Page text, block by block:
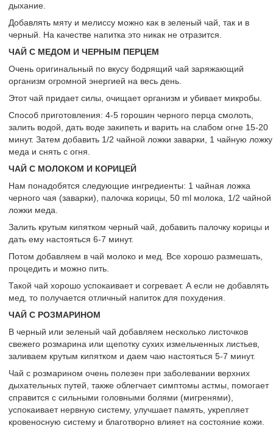
дыхание.
Добавлять мяту и мелиссу можно как в зеленый чай, так и в
черный. На качестве напитка это никак не отразится.
ЧАЙ С МЕДОМ И ЧЕРНЫМ ПЕРЦЕМ
Очень оригинальный по вкусу бодрящий чай заряжающий
организм огромной энергией на весь день.
Этот чай придает силы, очищает организм и убивает микробы.
Способ приготовления: 4-5 горошин черного перца смолоть,
залить водой, дать воде закипеть и варить на слабом огне 15-20
минут. Затем добавить 1/2 чайной ложки заварки, 1 чайную ложку
меда и снять с огня.
ЧАЙ С МОЛОКОМ И КОРИЦЕЙ
Нам понадобятся следующие ингредиенты: 1 чайная ложка
черного чая (заварки), палочка корицы, 50 ml молока, 1/2 чайной
ложки меда.
Залить крутым кипятком черный чай, добавить палочку корицы и
дать ему настояться 6-7 минут.
Потом добавляем в чай молоко и мед. Все хорошо размешать,
процедить и можно пить.
Такой чай хорошо успокаивает и согревает. А если не добавлять
мед, то получается отличный напиток для похудения.
ЧАЙ С РОЗМАРИНОМ
В черный или зеленый чай добавляем несколько листочков
свежего розмарина или щепотку сухих измельченных листьев,
заливаем крутым кипятком и даем чаю настояться 5-7 минут.
Чай с розмарином очень полезен при заболевании верхних
дыхательных путей, также облегчает симптомы астмы, помогает
справится с сильными головными болями (мигренями),
успокаивает нервную систему, улучшает память, укрепляет
кровеносную систему и благотворно влияет на состояние кожи.